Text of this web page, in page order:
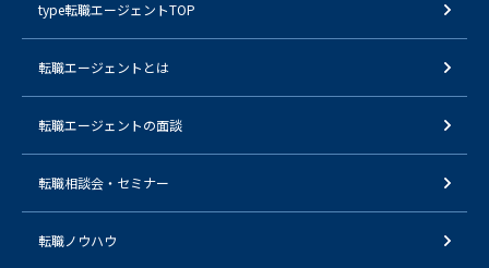
type転職エージェントTOP
転職エージェントとは
転職エージェントの面談
転職相談会・セミナー
転職ノウハウ